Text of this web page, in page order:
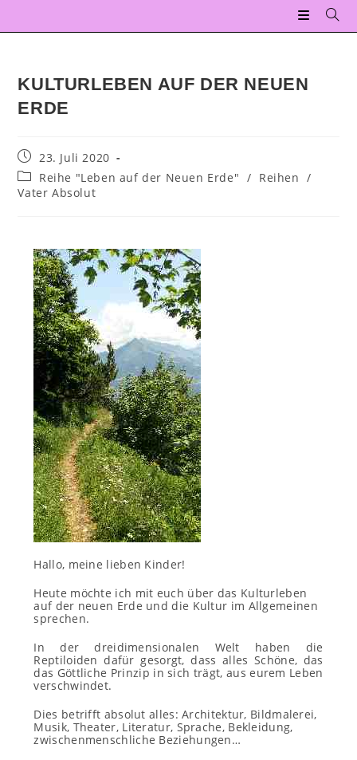
KULTURLEBEN AUF DER NEUEN
ERDE
23. Juli 2020
Reihe "Leben auf der Neuen Erde" / Reihen /
Vater Absolut
Hallo, meine lieben Kinder!
Heute möchte ich mit euch über das Kulturleben
auf der neuen Erde und die Kultur im Allgemeinen
sprechen.
In der dreidimensionalen Welt haben die
Reptiloiden dafür gesorgt, dass alles Schöne, das
das Göttliche Prinzip in sich trägt, aus eurem Leben
verschwindet.
Dies betrifft absolut alles: Architektur, Bildmalerei,
Musik, Theater, Literatur, Sprache, Bekleidung,
zwischenmenschliche Beziehungen…